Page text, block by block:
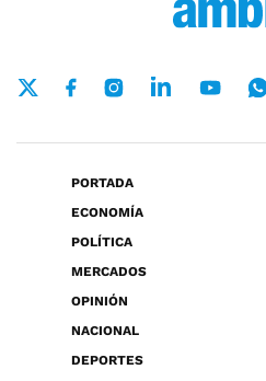
PORTADA
ECONOMÍA
POLÍTICA
MERCADOS
OPINIÓN
NACIONAL
DEPORTES